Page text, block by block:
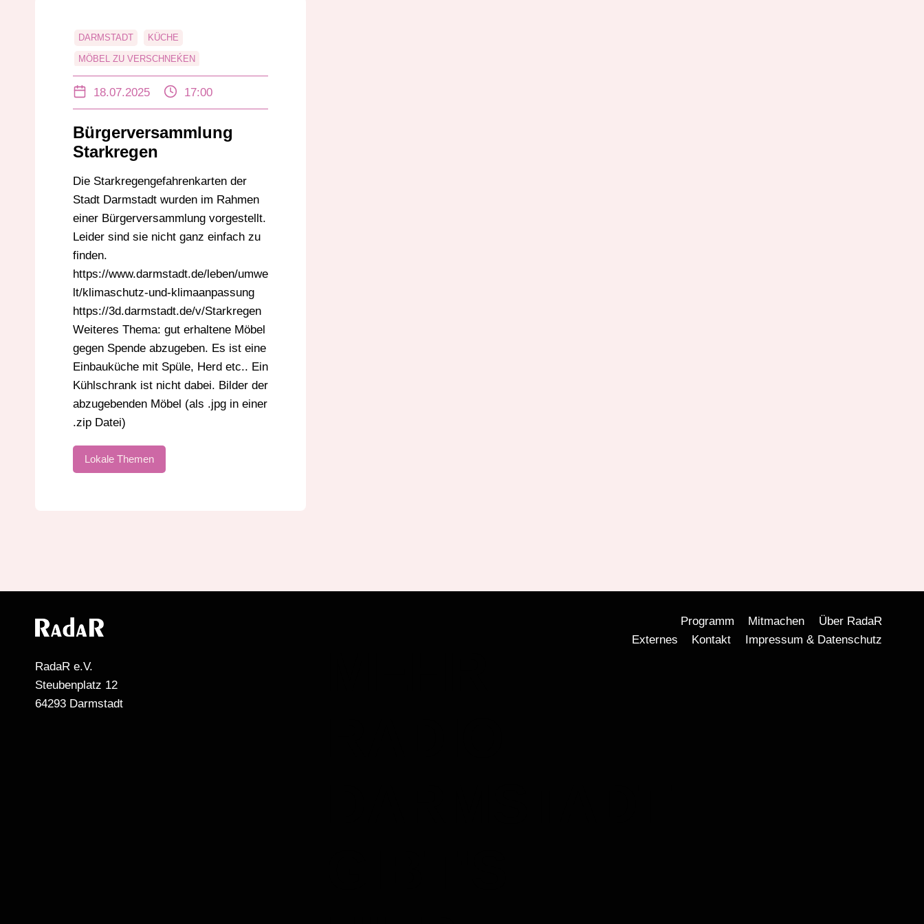
DARMSTADT KÜCHE
MÖBEL ZU VERSCHNEḰEN
STARKREGENGEFAHRENKARTE
18.07.2025 17:00
Bürgerversammlung
Starkregen
Die Starkregengefahrenkarten der
Stadt Darmstadt wurden im Rahmen
einer Bürgerversammlung vorgestellt.
Leider sind sie nicht ganz einfach zu
finden.
https://www.darmstadt.de/leben/umwe
lt/klimaschutz-und-klimaanpassung
https://3d.darmstadt.de/v/Starkregen
Weiteres Thema: gut erhaltene Möbel
gegen Spende abzugeben. Es ist eine
Einbauküche mit Spüle, Herd etc.. Ein
Kühlschrank ist nicht dabei. Bilder der
abzugebenden Möbel (als .jpg in einer
.zip Datei)
Lokale Themen
RadaR e.V.
Steubenplatz 12
64293 Darmstadt
Programm Mitmachen
Über RadaR
Externes
Kontakt Impressum & Datenschutz